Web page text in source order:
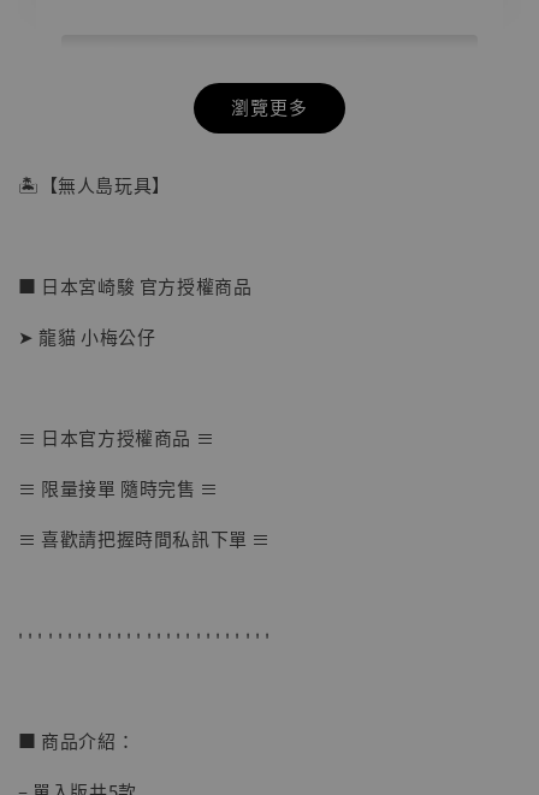
【店內現貨】七龍珠 系列蒐藏雕像 悟空 鳥山
NT$ 4,280
瀏覽更多
🏝【無人島玩具】
■ 日本宮崎駿 官方授權商品
➤ 龍貓 小梅公仔
≡ 日本官方授權商品 ≡
≡ 限量接單 隨時完售 ≡
≡ 喜歡請把握時間私訊下單 ≡
' ' ' ' ' ' ' ' ' ' ' ' ' ' ' ' ' ' ' ' ' ' ' ' ' '
■ 商品介紹：